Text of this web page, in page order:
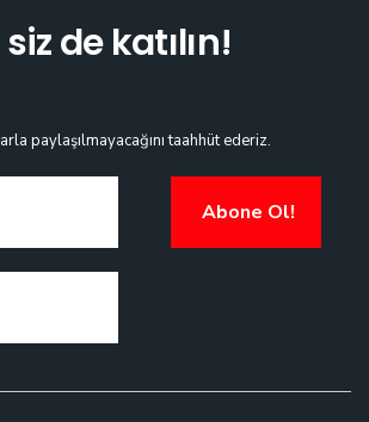
de katılın!
paylaşılmayacağını taahhüt ederiz.
Abone Ol!